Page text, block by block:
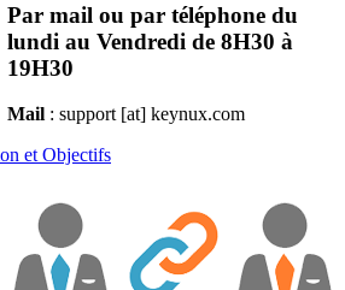
Par mail ou par téléphone du
lundi au Vendredi de 8H30 à
19H30
Mail : support [at] keynux.com
et Objectifs